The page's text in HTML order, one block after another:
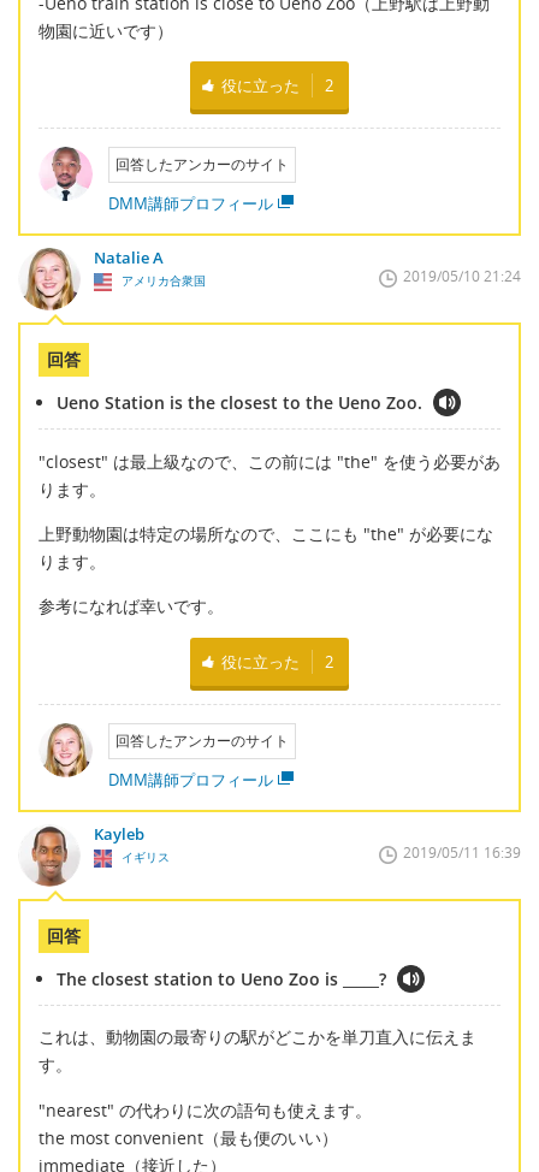
物園に近いです）
役に立った 2
回答したアンカーのサイト
DMM講師プロフィール
Natalie A
アメリカ合衆国 2019/05/10 21:24
回答
Ueno Station is the closest to the Ueno Zoo.
"closest" は最上級なので、この前には "the" を使う必要があ
ります。
上野動物園は特定の場所なので、ここにも "the" が必要にな
ります。
参考になれば幸いです。
役に立った 2
回答したアンカーのサイト
DMM講師プロフィール
Kayleb
イギリス 2019/05/11 16:39
回答
The closest station to Ueno Zoo is _____?
これは、動物園の最寄りの駅がどこかを単刀直入に伝えま
す。
"nearest" の代わりに次の語句も使えます。
the most convenient（最も便のいい）
immediate（接近した）